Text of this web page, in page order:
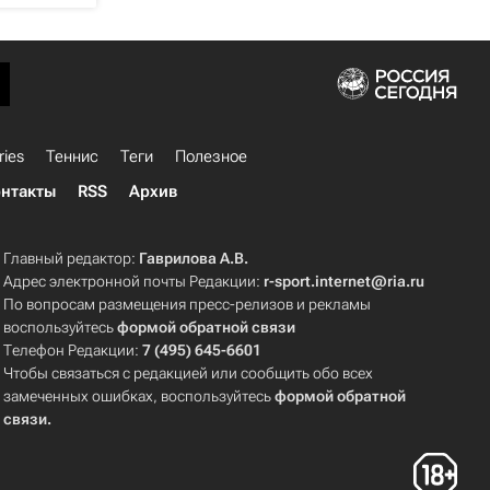
Теннис Теги
Полезное
RSS Архив
Главный редактор: Гаврилова А.В.
Адрес электронной почты Редакции: r-sport.internet@ria.ru
По вопросам размещения пресс-релизов и рекламы
воспользуйтесьформой обратной связи
Телефон Редакции:7 (495) 645-6601
Чтобы связаться с редакцией или сообщить обо всех
замеченных ошибках, воспользуйтесьформой обратной
связи.